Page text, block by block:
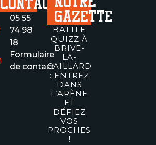
05 55
74 98
18
Formulaire
de contact
GAZETTE
BATTLE
QUIZZ À
BRIVE-
LA-
GAILLARDE
: ENTREZ
DANS
L’ARÈNE
ET
DÉFIEZ
VOS
PROCHES
!